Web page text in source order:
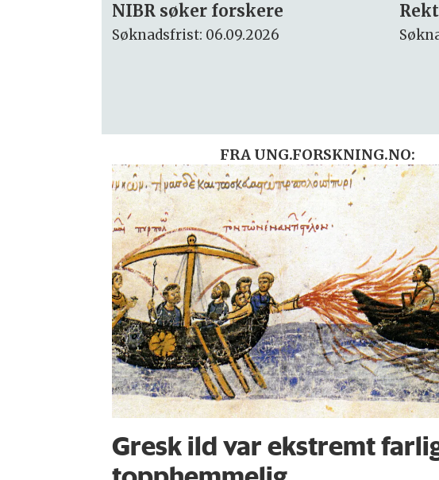
Rektor
Søknadsfrist: 15.09.2026
FRA UNG.FORSKNING.NO:
Gresk ild var ekstremt